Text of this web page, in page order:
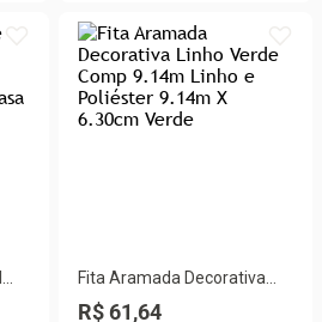
Fita Aramada Decorativa
Linho Verde Comp 9.14m
R$ 61,64